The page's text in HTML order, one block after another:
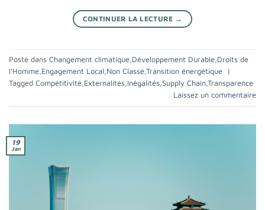
CONTINUER LA LECTURE →
Posté dans Changement climatique Développement Durable Droits de
l'Homme Engagement Local Non Classé Transition énergétique
|
Tagged Compétitivité Externalités Inégalités Supply Chain Transparence
Laissez un commentaire
19
Jan